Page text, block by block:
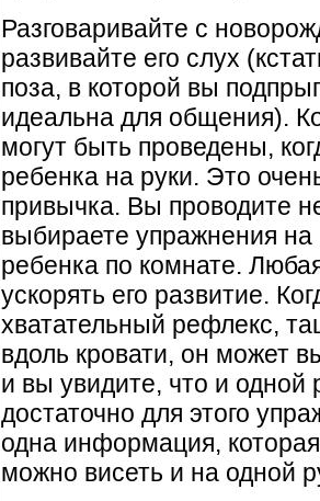
Разговаривайте с
развивайте его слух
поза, в которой вы
идеальна для общения).
могут быть проведены,
ребенка на руки. Это
привычка. Вы проводите
выбираете упражнения на
ребенка по комнате.
ускорять его развитие.
хватательный рефлекс,
вдоль кровати, он может
и вы увидите, что и одной
достаточно для этого
одна информация,
можно висеть и на одной